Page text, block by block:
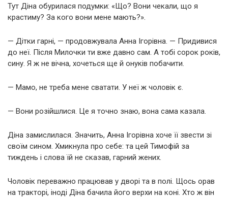
Тут Діна обурилася подумки: «Що? Вони чекали, що я
крастиму? За кого вони мене мають?».
— Дітки гарні, — продовжувала Анна Ігорівна. — Придивися
до неї. Після Милочки ти вже давно сам. А тобі сорок років,
сину. Я ж не вічна, хочеться ще й онуків побачити.
— Мамо, не треба мене сватати. У неї ж чоловік є.
— Вони розійшлися. Це я точно знаю, вона сама казала.
Діна замислилася. Значить, Анна Ігорівна хоче її звести зі
своїм сином. Хмикнула про себе: та цей Тимофій за
тиждень і слова їй не сказав, гарний жених.
Чоловік переважно працював у дворі та в полі. Щось орав
на тракторі, іноді Діна бачила його верхи на коні. Хто ж він